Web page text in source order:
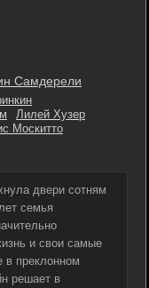
Самдерели
Лилей Хузер
Москитто
двери сотням
семья
и свои самые
в преклонном
решает в